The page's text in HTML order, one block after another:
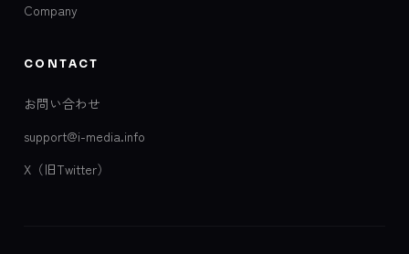
Company
CONTACT
お問い合わせ
support@i-media.info
X（旧Twitter）